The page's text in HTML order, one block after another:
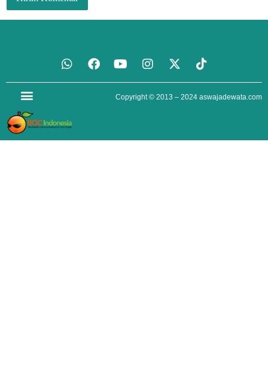
Copyright © 2013 – 2024 aswajadewata.com